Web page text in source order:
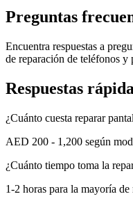
Preguntas
Encuentra respuestas a
de reparación de teléfonos
Respuestas
¿Cuánto cuesta reparar
AED 200 - 1,200 según
¿Cuánto tiempo toma la
1-2 horas para la mayoría de